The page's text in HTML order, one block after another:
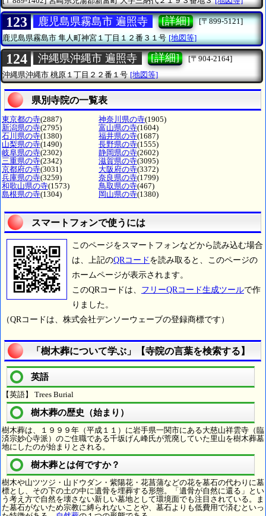
123 鹿児島県霧島市 遍照寺 [詳細]
[〒899-5121]
鹿児島県霧島市隼人町神宮１丁目１２番３１号 [地図等]
124 沖縄県沖縄市 遍照寺 [詳細]
[〒904-2164]
沖縄県沖縄市 桃原１丁目２２番１号 [地図等]
県別寺院の一覧表
東京都の寺(2887) 神奈川県の寺(1905)
新潟県の寺(2795) 富山県の寺(1604)
石川県の寺(1380) 福井県の寺(1687)
山梨県の寺(1490) 長野県の寺(1555)
岐阜県の寺(2302) 静岡県の寺(2602)
三重県の寺(2342) 滋賀県の寺(3095)
京都府の寺(3031) 大阪府の寺(3372)
兵庫県の寺(3259) 奈良県の寺(1799)
和歌山県の寺(1573) 鳥取県の寺(467)
島根県の寺(1304) 岡山県の寺(1380)
スマートフォンで使うには
このページをスマートフォンなどから読み込む場合
は、上記のQRコード を読み取ると、このページの
ホームページが表示されます。
このQRコードは、 フリーQRコード生成ツールで作
りました。
（QRコードは、株式会社デンソーウェーブの登録商標です）
「樹木葬について学ぶ」【寺院の言葉を検索する】
英語
【英語】 Trees Burial
樹木葬の歴史（始まり）
樹木葬は、１９９９年（平成１１）に岩手県一関市にある大慈山祥雲寺（臨
済宗妙心寺派）のご住職である千坂げん峰氏が荒廃していた里山を樹木葬墓
地にしたのが始まりとされる。
樹木葬とは何ですか？
樹木や山ツツジ・山ドウダン・紫陽花・花菖蒲などの花を墓石の代わりに墓
標とし、その下の土の中に遺骨を埋葬する形態。「遺骨が自然に還る」とい
う考え方で自然を壊さない新しい墓地として環境面でも注目されている。ま
た墓石がないため宗教に縛られないことや、墓石よりも低費用で済むといっ